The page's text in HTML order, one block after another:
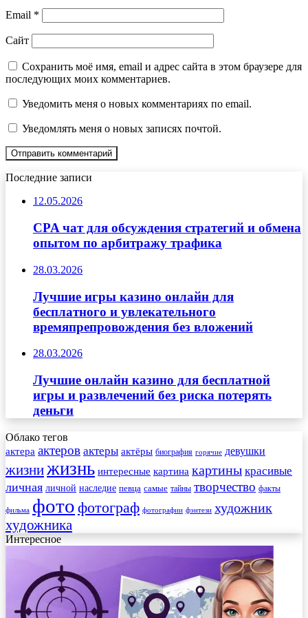
Email *
Сайт
Сохранить моё имя, email и адрес сайта в этом браузере для
последующих моих комментариев.
Уведомить меня о новых комментариях по email.
Уведомлять меня о новых записях почтой.
Последние записи
12.05.2026
CPA чат для обсуждения стратегий и обмена
опытом по арбитражу трафика
28.03.2026
Лучшие игры казино онлайн для
бесплатного и увлекательного
времяпрепровождения без вложений
28.03.2026
Лучшие онлайн казино для бесплатной
игры и развлечений без риска потерять
деньги
Облако тегов
актера актеров актеры актёры биография горячие девушки
жизнижизнь интересные картина картины красивые
личная личной наследие певца самые тайны творчество факты
фильма фото фотограф фотографии фэнтези художник
художника
Интересное